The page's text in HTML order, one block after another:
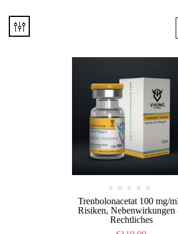
Trenbolonacetat 100 mg/
Risiken, Nebenwirkungen
Rechtliches